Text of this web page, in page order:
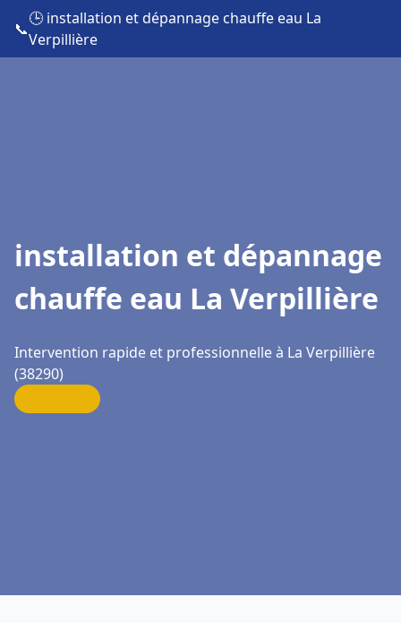
📞
🕒 installation et dépannage chauffe eau La
Verpillière
installation et dépannage
chauffe eau La Verpillière
Intervention rapide et professionnelle à La Verpillière
(38290)